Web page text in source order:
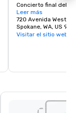
Concierto final del
Concierto final del
Hockey: 9.916
Baloncesto: 11.736
3/4 Casa: 8,039
Leer más
720 Avenida West
Spokane, WA, US
Visitar el sitio web